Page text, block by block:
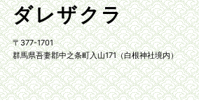
ダレザクラ
〒377-1701
群馬県吾妻郡中之条町入山171（白根神社境内）